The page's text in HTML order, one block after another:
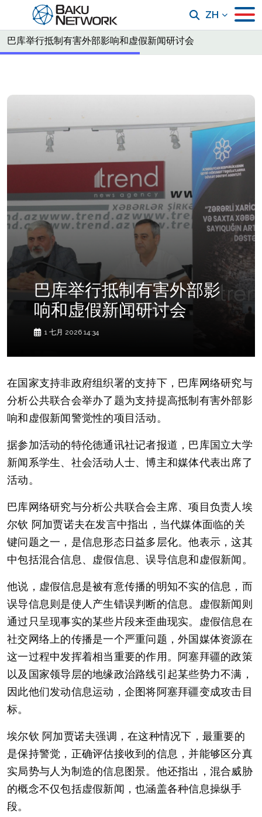
ZH
巴库举行抵制有害外部影响和虚假新闻研讨会
巴库举行抵制有害外部影
响和虚假新闻研讨会
1 七月 2026 14:34
在国家支持非政府组织署的支持下，巴库网络研究与
分析公共联合会举办了题为支持提高抵制有害外部影
响和虚假新闻警觉性的项目活动。
据参加活动的特伦德通讯社记者报道，巴库国立大学
新闻系学生、社会活动人士、博主和媒体代表出席了
活动。
巴库网络研究与分析公共联合会主席、项目负责人埃
尔钦 阿加贾诺夫在发言中指出，当代媒体面临的关
键问题之一，是信息形态日益多层化。他表示，这其
中包括混合信息、虚假信息、误导信息和虚假新闻。
他说，虚假信息是被有意传播的明知不实的信息，而
误导信息则是使人产生错误判断的信息。虚假新闻则
通过只呈现事实的某些片段来歪曲现实。虚假信息在
社交网络上的传播是一个严重问题，外国媒体资源在
这一过程中发挥着相当重要的作用。阿塞拜疆的政策
以及国家领导层的地缘政治路线引起某些势力不满，
因此他们发动信息运动，企图将阿塞拜疆变成攻击目
标。
埃尔钦 阿加贾诺夫强调，在这种情况下，最重要的
是保持警觉，正确评估接收到的信息，并能够区分真
实局势与人为制造的信息图景。他还指出，混合威胁
的概念不仅包括虚假新闻，也涵盖各种信息操纵手
段。